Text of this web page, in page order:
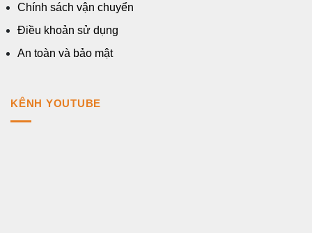
Chính sách vận chuyển
Điều khoản sử dụng
An toàn và bảo mật
KÊNH YOUTUBE